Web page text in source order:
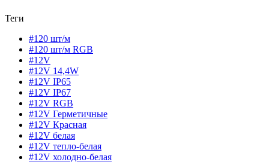
Теги
#120 шт/м
#120 шт/м RGB
#12V
#12V 14,4W
#12V IP65
#12V IP67
#12V RGB
#12V Герметичные
#12V Красная
#12V белая
#12V тепло-белая
#12V холодно-белая